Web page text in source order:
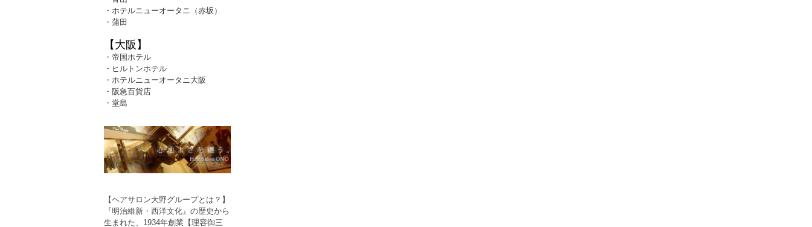
・ホテルニューオータニ（赤坂）
・蒲田
【大阪】
・帝国ホテル
・ヒルトンホテル
・ホテルニューオータニ大阪
・阪急百貨店
・堂島
【ヘアサロン大野グループとは？】
『明治維新・西洋文化』の歴史から
生まれた、1934年創業【理容御三